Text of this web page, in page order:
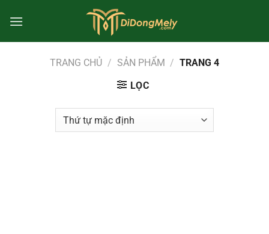
đến
TRANG CHỦ / SẢN PHẨM / TRANG 4
LỌC